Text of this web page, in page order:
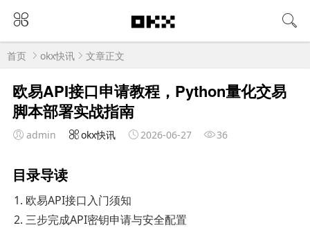
首页 okx快讯 文章正文
欧易API接口申请教程，Python量化交易
脚本部署实战指南
admin okx快讯 2026-06-27 36
目录导读
欧易API接口入门须知
三步完成API密钥申请与安全配置